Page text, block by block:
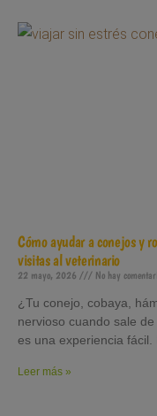
Cómo ayudar a conejos y
visitas al veterinario
22 mayo, 2026 No hay
¿Tu conejo, cobaya,
nervioso cuando sale
es una experiencia fácil.
Leer más »